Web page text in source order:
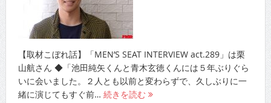
【取材こぼれ話】「MEN’S SEAT INTERVIEW act.289」は栗
山航さん ◆「池田純矢くんと青木玄徳くんには５年ぶりぐら
いに会いました。２人とも以前と変わらずで、久しぶりに一
緒に演じてもすぐ前… 続きを読む